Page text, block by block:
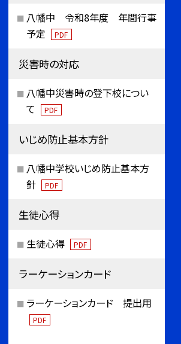
八幡中 令和8年度 年間行事
予定
PDF
災害時の対応
八幡中災害時の登下校につい
て
PDF
いじめ防止基本方針
八幡中学校いじめ防止基本方
針
PDF
生徒心得
生徒心得 PDF
ラーケーションカード
ラーケーションカード 提出用
PDF